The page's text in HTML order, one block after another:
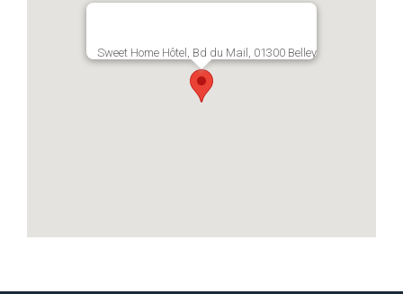
Sweet Home Hôtel, Bd du Mail, 01300 Belley